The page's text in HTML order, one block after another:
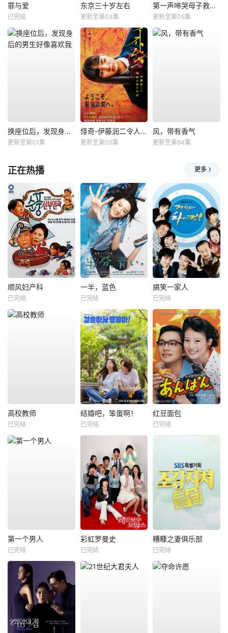
罪与爱
已完结
东京三十岁左右
更新至第03集
第一声啼哭母子救命急救班
更新至第05集
换座位后，发现身后的男生好像喜欢我
更新至第01集
怪奇-伊藤润二令人彻夜难眠的奇异故事－
更新至第05集
风，带有香气
更新至第94集
正在热播 更多
顺风妇产科
已完结
一半，蓝色
已完结
搞笑一家人
已完结
高校教师
已完结
结婚吧，笨蛋啊！
已完结
红豆面包
已完结
第一个男人
已完结
彩虹罗曼史
已完结
糟糠之妻俱乐部
已完结